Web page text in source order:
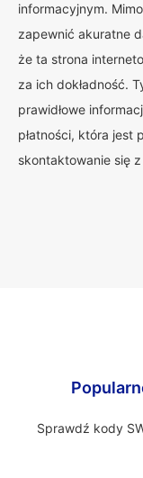
informacyjnym.
zapewnić akuratne
że ta strona
za ich dokładność.
prawidłowe
płatności, która jest
skontaktowanie się
Sprawdź kody